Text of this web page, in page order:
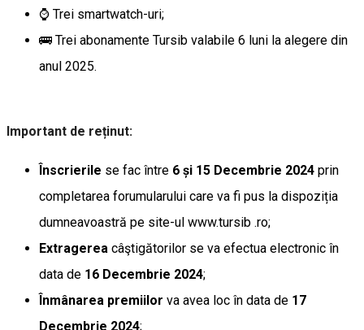
⌚ Trei smartwatch-uri;
🚌 Trei abonamente Tursib valabile 6 luni la alegere din
anul 2025.
Important de reținut:
Înscrierile se fac între 6 și 15 Decembrie 2024 prin
completarea forumularului care va fi pus la dispoziția
dumneavoastră pe site-ul www.tursib .ro;
Extragerea câştigătorilor se va efectua electronic în
data de 16 Decembrie 2024;
Înmânarea premiilor va avea loc în data de 17
Decembrie 2024;